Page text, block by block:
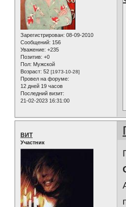
Зарегистрирован: 08-09-2010
Сообщений: 156
Уважение: +235
Позитив: +0
Пол: Мужской
Возраст: 52 [1973-10-28]
Провел на форуме:
12 дней 19 часов
Последний визит:
21-02-2023 16:31:00
ВИТ
Участник